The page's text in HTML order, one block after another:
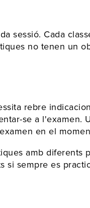
sessió. Cada
no tenen un
rebre
se a l'examen.
en el
amb diferents
sempre es